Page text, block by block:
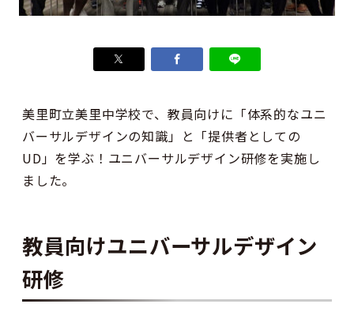
美里町立美里中学校で、教員向けに「体系的なユニ
バーサルデザインの知識」と「提供者としての
UD」を学ぶ！ユニバーサルデザイン研修を実施し
ました。
教員向けユニバーサルデザイン
研修